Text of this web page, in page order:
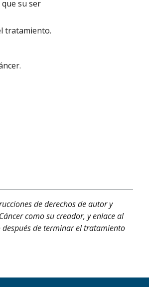
su ser
tratamiento.
de derechos de autor y
como su creador, y enlace al
de terminar el tratamiento